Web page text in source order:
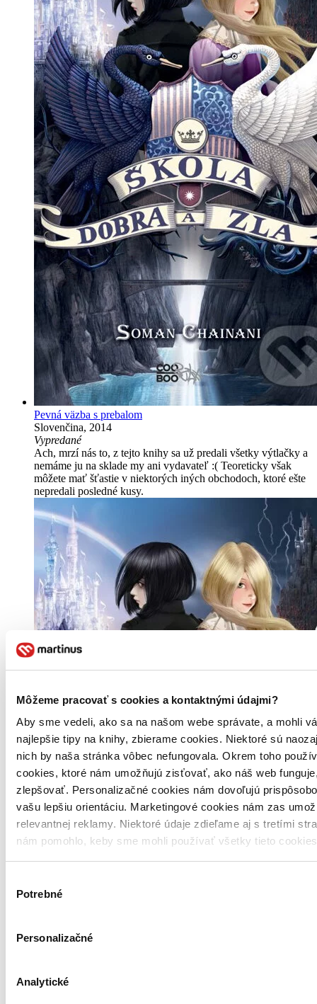
Môžeme pracovať s cookies a kontaktnými údajmi?
Aby sme vedeli, ako sa na našom webe správate, a mohli
najlepšie tipy na knihy, zbierame cookies. Niektoré sú
nich by naša stránka vôbec nefungovala. Okrem toho
cookies, ktoré nám umožňujú zisťovať, ako náš web
zlepšovať. Personalizačné cookies nám dovoľujú
vašu lepšiu orientáciu. Marketingové cookies nám zas
relevantnej reklamy. Niektoré údaje zdieľame aj s tretími
nám pomohlo, keby sme mohli používať všetky tieto
súhlasu
Potrebné
Personalizačné
Analytické
Pevná väzba s prebalom
Slovenčina, 2014
Vypredané
Ach, mrzí nás to, z tejto knihy sa už predali všetky výtlačky a
nemáme ju na sklade my ani vydavateľ :( Teoreticky však
môžete mať šťastie v niektorých iných obchodoch, ktoré ešte
nepredali posledné kusy.